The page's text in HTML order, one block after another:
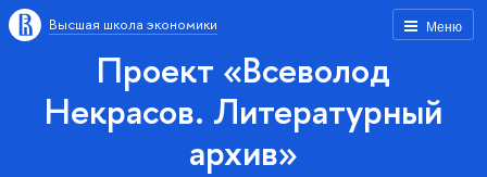
Меню
Высшая школа экономики
Проект «Всеволод
Некрасов. Литературный
архив»